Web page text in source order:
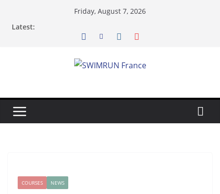
Friday, August 7, 2026
Latest:
COURSES NEWS